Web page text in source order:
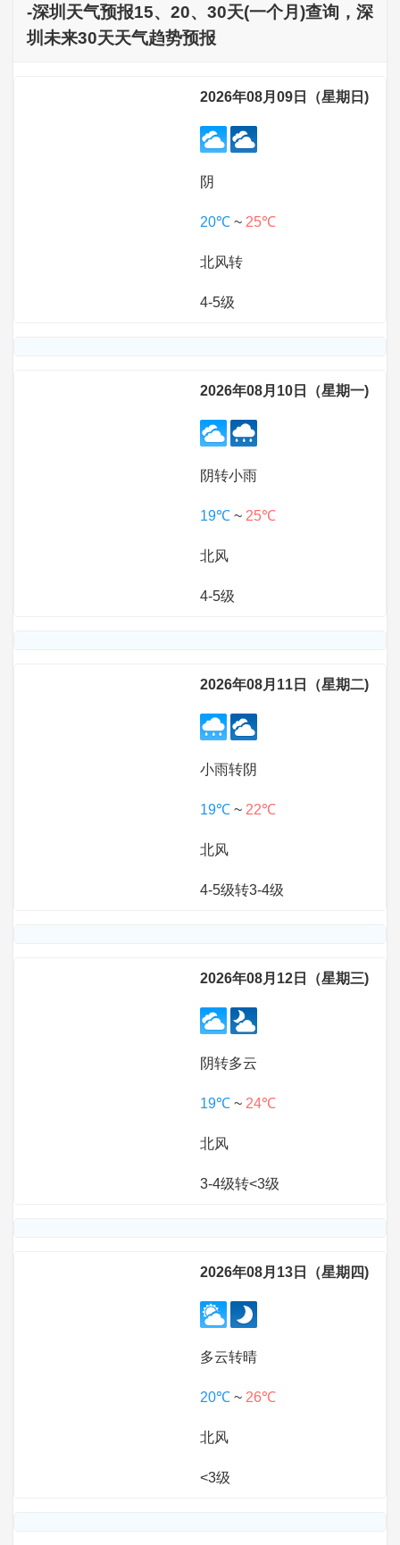
-深圳天气预报15、20、30天(一个月)查询，深
圳未来30天天气趋势预报
2026年08月09日（星期日)
阴
20℃ ~ 25℃
北风转
4-5级
2026年08月10日（星期一)
阴转小雨
19℃ ~ 25℃
北风
4-5级
2026年08月11日（星期二)
小雨转阴
19℃ ~ 22℃
北风
4-5级转3-4级
2026年08月12日（星期三)
阴转多云
19℃ ~ 24℃
北风
3-4级转<3级
2026年08月13日（星期四)
多云转晴
20℃ ~ 26℃
北风
<3级